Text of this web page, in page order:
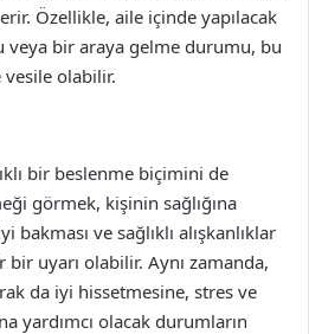
Özellikle, aile içinde yapılacak
veya bir araya gelme durumu, bu
vesile olabilir.
bir beslenme biçimini de
görmek, kişinin sağlığına
ve sağlıklı alışkanlıklar
uyarı olabilir. Aynı zamanda,
da iyi hissetmesine, stres ve
yardımcı olacak durumların